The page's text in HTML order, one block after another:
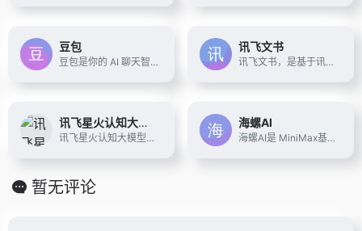
豆包
豆包是你的 AI 聊天智能对话问答助手，写作文案翻译情感陪伴编程全能工具。豆包为你答疑解惑，提供灵感，辅助创作，也可以和你畅聊任何你感兴趣的话题。
讯飞文书
讯飞文书，是基于讯飞星火大模型进行文书数据定制训练，面向文书写作群体推出的一款AI材料写作平台。 提供素材筹备、稿件撰写、审稿核稿全流程的功能辅助，为材料撰稿人进行写作提效；持续探索事务性工作场景下的高频诉求， 推出录音智记、以稿写稿等功能，致力于让相关人群大幅节约精力，工作更高效，生活更美好
讯飞星火认知大模型
讯飞星火认知大模型，是由科大讯飞推出的新一代认知智能大模型，拥有跨领域的知识和语言理解能力，能够基于自然对话方式理解与执行任务，提供语言理解、知识问答、逻辑推理、数学题解答、代码理解与编写等多种能力。
海螺AI
海螺AI是 MiniMax基于自研的多模态大语言模型为用户打造的AI伙伴，可以帮你智能搜索问答、精准识图解析、沉浸语音通话、专业/创意写作、文档速读总结、还有独家悬浮球功能帮你把琐事化繁为简。10倍速获取信息，10倍速解决问题。从学生到打工人，或者是自由工作者、创作者，不管你是任何角色都可以随时召唤它，上手即用，张嘴就问，无论是AI写作、AI搜题、AI办公、AI翻译、AI编程、AI创作、AI文档总结，还是陪你AI聊天、AI对话、口语陪练、模拟面试。它是你全能的AI助手。
暂无评论